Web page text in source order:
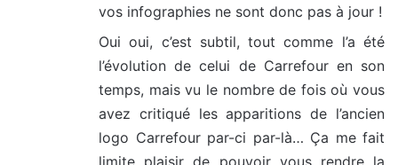
vos infographies ne sont donc pas à jour !
Oui oui, c’est subtil, tout comme l’a été
l’évolution de celui de Carrefour en son
temps, mais vu le nombre de fois où vous
avez critiqué les apparitions de l’ancien
logo Carrefour par-ci par-là… Ça me fait
limite plaisir de pouvoir vous rendre la